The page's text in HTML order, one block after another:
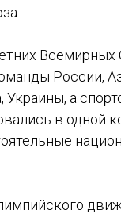
России,
Украины, а
в одной